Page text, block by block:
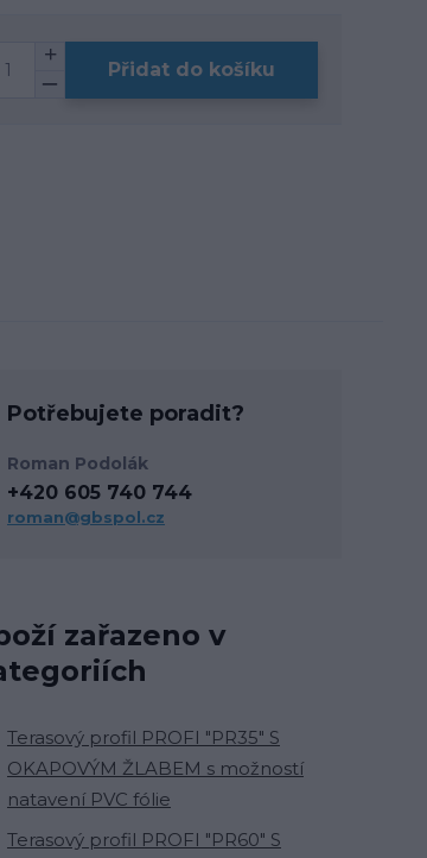
Přidat do košíku
zařazeno v
Terasový profil PROFI "PR35" S
OKAPOVÝM ŽLABEM s možností
natavení PVC fólie
Terasový profil PROFI "PR60" S
Potřebujete poradit?
Roman Podolák
+420 605 740 744
roman@gbspol.cz